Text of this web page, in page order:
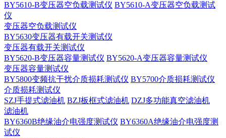
BY5610-B变压器空负载测试仪 BY5610-A变压器空负载测试
仪
变压器空负载测试仪
BY5630变压器有载开关测试仪
变压器有载开关测试仪
BY5620-B变压器容量测试仪 BY5620-A变压器容量测试仪
变压器容量测试仪
BY5800变频抗干扰介质损耗测试仪 BY5700介质损耗测试仪
介质损耗测试仪
SZJ手提式滤油机 BZJ板框式滤油机 DZJ多功能真空滤油机
滤油机
BY6360B绝缘油介电强度测试仪 BY6360A绝缘油介电强度测
试仪